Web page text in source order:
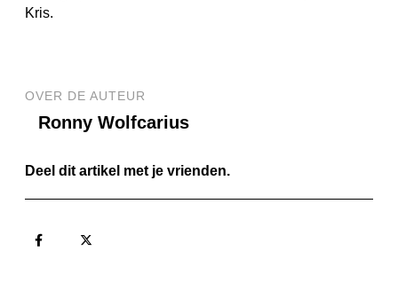
Kris.
OVER DE AUTEUR
Ronny Wolfcarius
Deel dit artikel met je vrienden.